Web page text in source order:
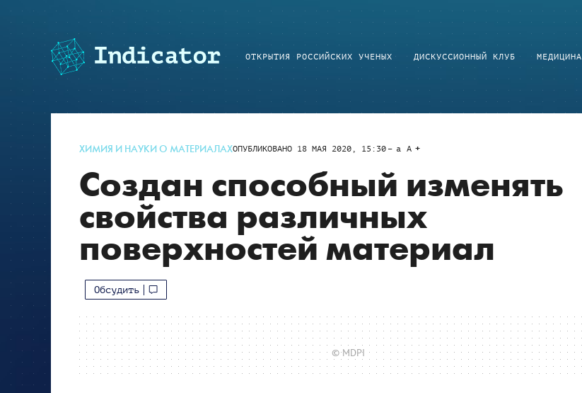
ОТКРЫТИЯ РОССИЙСКИХ УЧЕНЫХ ДИСКУССИОННЫЙ КЛУБ МЕДИЦИНА
ХИМИЯ И НАУКИ О МАТЕРИАЛАХОПУБЛИКОВАНО 18 МАЯ 2020, 15:30 a A
Создан способный изменять
свойства различных
поверхностей материал
Обсудить
© MDPI